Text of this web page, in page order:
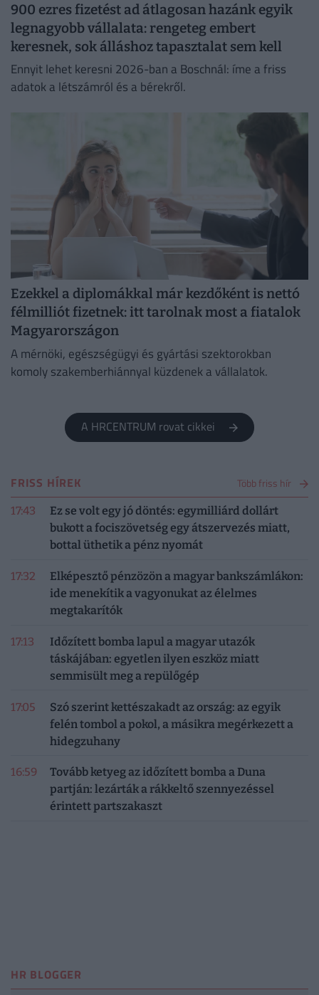
900 ezres fizetést ad átlagosan hazánk egyik
legnagyobb vállalata: rengeteg embert
keresnek, sok álláshoz tapasztalat sem kell
Ennyit lehet keresni 2026-ban a Boschnál: íme a friss
adatok a létszámról és a bérekről.
Ezekkel a diplomákkal már kezdőként is nettó
félmilliót fizetnek: itt tarolnak most a fiatalok
Magyarországon
A mérnöki, egészségügyi és gyártási szektorokban
komoly szakemberhiánnyal küzdenek a vállalatok.
A HRCENTRUM rovat cikkei
FRISS HÍREK Több friss hír
17:43
Ez se volt egy jó döntés: egymilliárd dollárt
bukott a fociszövetség egy átszervezés miatt,
bottal üthetik a pénz nyomát
17:32
Elképesztő pénzözön a magyar bankszámlákon:
ide menekítik a vagyonukat az élelmes
megtakarítók
17:13
Időzített bomba lapul a magyar utazók
táskájában: egyetlen ilyen eszköz miatt
semmisült meg a repülőgép
17:05
Szó szerint kettészakadt az ország: az egyik
felén tombol a pokol, a másikra megérkezett a
hidegzuhany
16:59
Tovább ketyeg az időzített bomba a Duna
partján: lezárták a rákkeltő szennyezéssel
érintett partszakaszt
HR BLOGGER